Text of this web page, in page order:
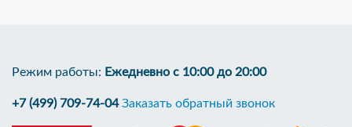
Режим работы: Ежедневно с 10:00 до 20:00
+7 (499) 709-74-04 Заказать обратный звонок